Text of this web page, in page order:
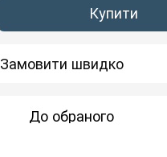
Купити
Замовити швидко
До обраного